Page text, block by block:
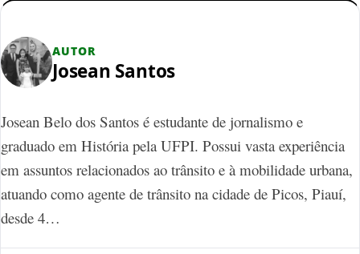
AUTOR
Josean Santos
Josean Belo dos Santos é estudante de jornalismo e
graduado em História pela UFPI. Possui vasta experiência
em assuntos relacionados ao trânsito e à mobilidade urbana,
atuando como agente de trânsito na cidade de Picos, Piauí,
desde 4…